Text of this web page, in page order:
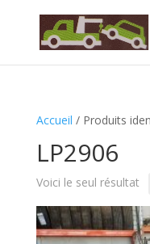
Accueil / Produits
LP2906
Voici le seul résultat